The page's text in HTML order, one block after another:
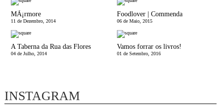
MÃ¡rmore
11 de Dezembro, 2014
Foodlover | Commenda
06 de Maio, 2015
A Taberna da Rua das Flores
04 de Julho, 2014
Vamos forrar os livros!
01 de Setembro, 2016
INSTAGRAM